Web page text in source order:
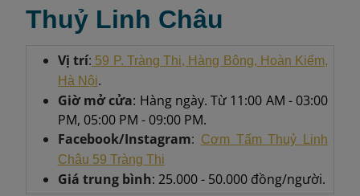
Thuỷ Linh Châu
Vị trí: 59 P. Tràng Thi, Hàng Bông, Hoàn Kiếm,
Hà Nội.
Giờ mở cửa: Hàng ngày. Từ 11:00 AM - 03:00
PM, 05:00 PM - 09:00 PM.
Facebook/Instagram: Cơm Tấm Thuỷ Linh
Châu 59 Tràng Thi
Giá trung bình: 25.000 - 50.000 đồng/người.